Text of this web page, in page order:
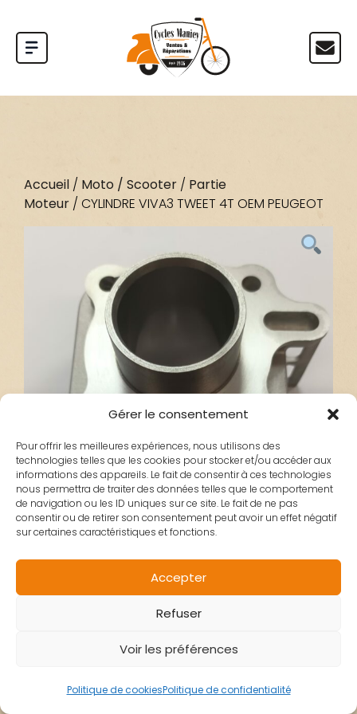
Gérer le consentement
Pour offrir les meilleures expériences, nous utilisons des
technologies telles que les cookies pour stocker et/ou accéder aux
informations des appareils. Le fait de consentir à ces technologies
nous permettra de traiter des données telles que le comportement
de navigation ou les ID uniques sur ce site. Le fait de ne pas
consentir ou de retirer son consentement peut avoir un effet négatif
sur certaines caractéristiques et fonctions.
Accepter
Refuser
Voir les préférences
Politique de cookiesPolitique de confidentialité
Accueil / Moto / Scooter / Partie
Moteur / CYLINDRE VIVA3 TWEET 4T OEM PEUGEOT